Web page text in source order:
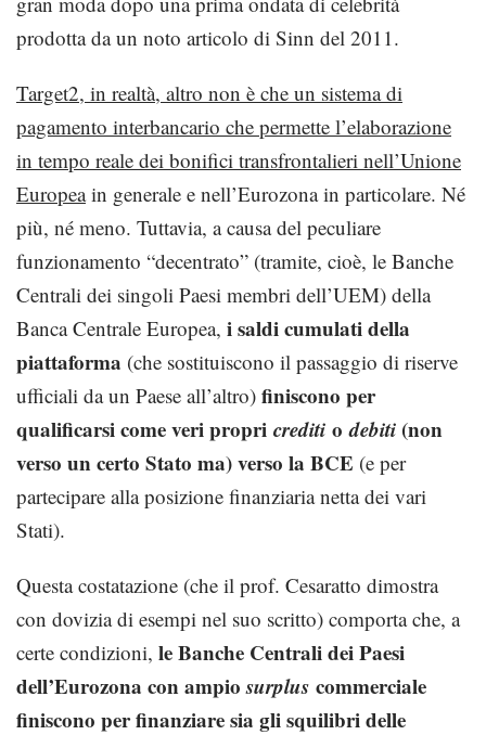
prodotta da un noto articolo di Sinn del 2011.
Target2, in realtà, altro non è che un sistema di
pagamento interbancario che permette l’elaborazione
in tempo reale dei bonifici transfrontalieri nell’Unione
Europeain generale e nell’Eurozona in particolare. Né
più, né meno. Tuttavia, a causa del peculiare
funzionamento “decentrato” (tramite, cioè, le Banche
Centrali dei singoli Paesi membri dell’UEM) della
Banca Centrale Europea, i saldi cumulati della
piattaforma (che sostituiscono il passaggio di riserve
ufficiali da un Paese all’altro) finiscono per
qualificarsi come veri propri crediti odebiti (non
verso un certo Stato ma) verso la BCE (e per
partecipare alla posizione finanziaria netta dei vari
Stati).
Questa costatazione (che il prof. Cesaratto dimostra
con dovizia di esempi nel suo scritto) comporta che, a
certe condizioni, le Banche Centrali dei Paesi
dell’Eurozona con ampiosurplus commerciale
finiscono per finanziare sia gli squilibri delle